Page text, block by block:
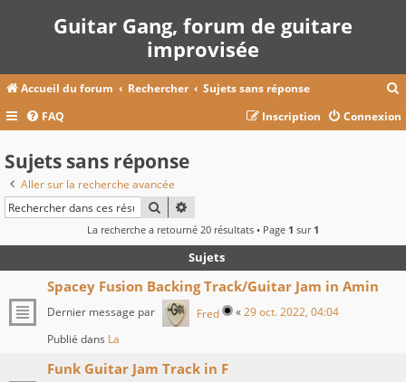
Guitar Gang, forum de guitare
improvisée
Accueil du forum Rechercher Sujets sans réponse
c
e
FAQ Connexion
Inscription
Sujets sans réponse
Aller sur la recherche avancée
RECHERCHER
La recherche a retourné 20 résultats • Page 1 sur 1
Sujets
Spacey Fusion Backing Track/Guitar Jam in Amin
Dernier message par Fred «29 oct. 2022, 04:04
Publié dans La
Funk Guitar Jam Track in F